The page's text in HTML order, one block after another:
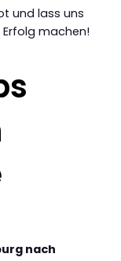
und lass uns
machen!
nach